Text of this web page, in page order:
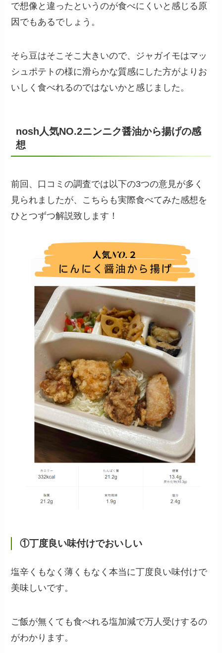
で想像と違ったというのが食べにくいと感じる原
因でもあるでしょう。
そら豆はそこそこ大きいので、ジャガイモはマッ
シュポテトの様に滑らかな質感にした方がよりお
いしく食べれるのではないかと感じました。
nosh人気NO.2ニンニク醤油から揚げの感
想
前回、口コミの調査では以下の3つの意見が多く
見られましたが、こちらも実際食べてみた感想を
ひとつずつ解説致します！
①丁度良い味付けでおいしい
塩辛くもなく薄くもなく本当に丁度良い味付けで
美味しいです。
ご飯が無くても食べれる塩加減で万人受けするの
がわかります。